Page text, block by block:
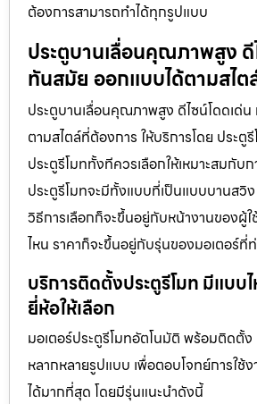
ต้องการสามารถทำได้ทุกรูปแบบ
ประตูบานเลื่อนคุณภาพสูง ดี
ทันสมัย ออกแบบได้ตามสไ
ประตูบานเลื่อนคุณภาพสูง ดีไซน์โดดเด่
ตามสไตล์ที่ต้องการ ให้บริการโดย ประ
ประตูรีโมททั้งทีควรเลือกให้เหมาะสมกับก
ประตูรีโมทจะมีทั้งแบบที่เป็นแบบบานสวิ
วิธีการเลือกก็จะขึ้นอยู่กับหน้างานของผู้ใ
ไหน ราคาก็จะขึ้นอยู่กับรุ่นของมอเตอร์ที่
บริการติดตั้งประตูรีโมท มีแบบ
ยี่ห้อให้เลือก
มอเตอร์ประตูรีโมทอัตโนมัติ พร้อมติดตั้ง
หลากหลายรูปแบบ เพื่อตอบโจทย์การใช้
ได้มากที่สุด โดยมีรุ่นแนะนำดังนี้